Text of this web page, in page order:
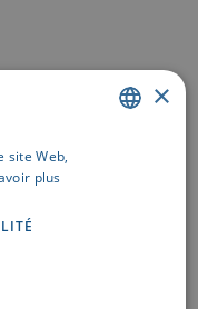
×
site Web,
plus